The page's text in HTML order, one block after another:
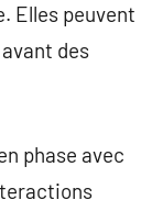
Elles peuvent
des
phase avec